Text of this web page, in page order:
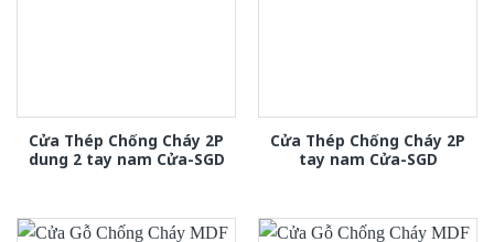
Cửa Thép Chống Cháy 2P
dung 2 tay nam Cửa-SGD
Cửa Thép Chống Cháy 2P
tay nam Cửa-SGD